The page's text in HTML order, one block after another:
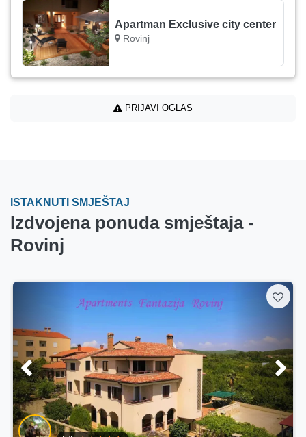
Apartman Exclusive city center
Rovinj
PRIJAVI OGLAS
ISTAKNUTI SMJEŠTAJ
Izdvojena ponuda smještaja -
Rovinj